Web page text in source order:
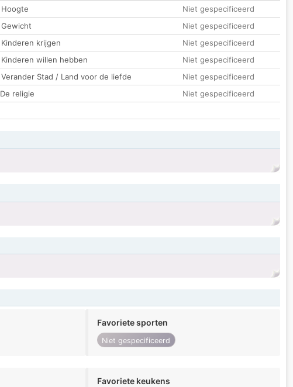
Hoogte
Niet gespecificeerd
Gewicht
Niet gespecificeerd
Kinderen krijgen
Niet gespecificeerd
Kinderen willen hebben
Niet gespecificeerd
Verander Stad / Land voor de liefde
Niet gespecificeerd
De religie
Niet gespecificeerd
Favoriete sporten
Niet gespecificeerd
Favoriete keukens